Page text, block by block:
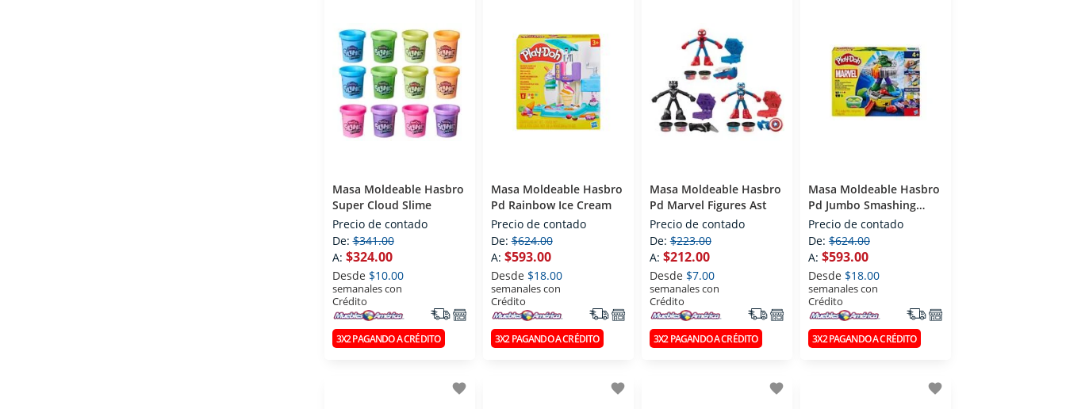
Masa Moldeable Hasbro
Super Cloud Slime
Precio de contado
De:$341.00
A: $324.00
Desde $10.00
semanales con
Crédito
3X2 PAGANDO A CRÉDITO
Masa Moldeable Hasbro
Pd Rainbow Ice Cream
Precio de contado
De:$624.00
A: $593.00
Desde $18.00
semanales con
Crédito
3X2 PAGANDO A CRÉDITO
Masa Moldeable Hasbro
Pd Marvel Figures Ast
Precio de contado
De:$223.00
A: $212.00
Desde $7.00
semanales con
Crédito
3X2 PAGANDO A CRÉDITO
Masa Moldeable Hasbro
Pd Jumbo Smashing
Hulk
Precio de contado
De:$624.00
A: $593.00
Desde $18.00
semanales con
Crédito
3X2 PAGANDO A CRÉDITO
favorite favorite favorite favorite